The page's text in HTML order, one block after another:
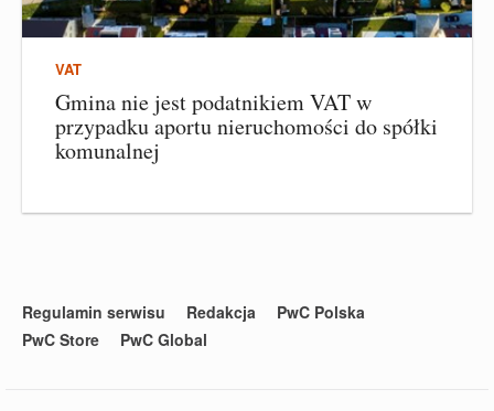
VAT
Gmina nie jest podatnikiem VAT w
przypadku aportu nieruchomości do spółki
komunalnej
Regulamin serwisu Redakcja
PwC Polska
PwC Store
PwC Global